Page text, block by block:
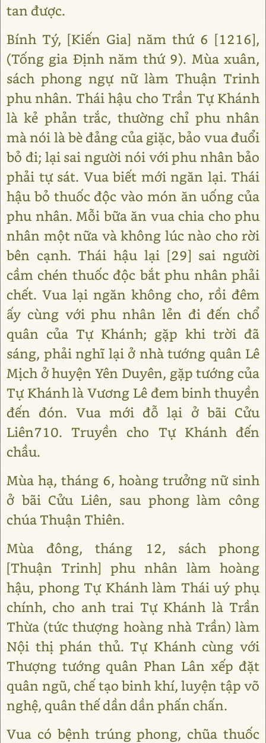
tan được.
Bính Tý, [Kiến Gia] năm thứ 6 [1216],
(Tống gia Định năm thứ 9). Mùa xuân,
sách phong ngự nữ làm Thuận Trinh
phu nhân. Thái hậu cho Trần Tự Khánh
là kẻ phản trắc, thường chỉ phu nhân
mà nói là bè đảng của giặc, bảo vua đuổi
bỏ đi; lại sai người nói với phu nhân bảo
phải tự sát. Vua biết mới ngăn lại. Thái
hậu bỏ thuốc độc vào món ăn uống của
phu nhân. Mỗi bữa ăn vua chia cho phu
nhân một nữa và không lúc nào cho rời
bên cạnh. Thái hậu lại [29] sai người
cầm chén thuốc độc bắt phu nhân phải
chết. Vua lại ngăn không cho, rồi đêm
ấy cùng với phu nhân lẻn đi đến chổ
quân của Tự Khánh; gặp khi trời đã
sáng, phải nghĩ lại ở nhà tướng quân Lê
Mịch ở huyện Yên Duyên, gặp tướng của
Tự Khánh là Vương Lê đem binh thuyền
đến đón. Vua mới đỗ lại ở bãi Cửu
Liên710. Truyền cho Tự Khánh đến
chầu.
Mùa hạ, tháng 6, hoàng trưởng nữ sinh
ở bãi Cửu Liên, sau phong làm công
chúa Thuận Thiên.
Mùa đông, tháng 12, sách phong
[Thuận Trinh] phu nhân làm hoàng
hậu, phong Tự Khánh làm Thái uý phụ
chính, cho anh trai Tự Khánh là Trần
Thừa (tức thượng hoàng nhà Trần) làm
Nội thị phán thủ. Tự Khánh cùng với
Thượng tướng quân Phan Lân xếp đặt
quân ngũ, chế tạo binh khí, luyện tập võ
nghệ, quân thế dần dần phấn chấn.
Vua có bệnh trúng phong, chũa thuốc